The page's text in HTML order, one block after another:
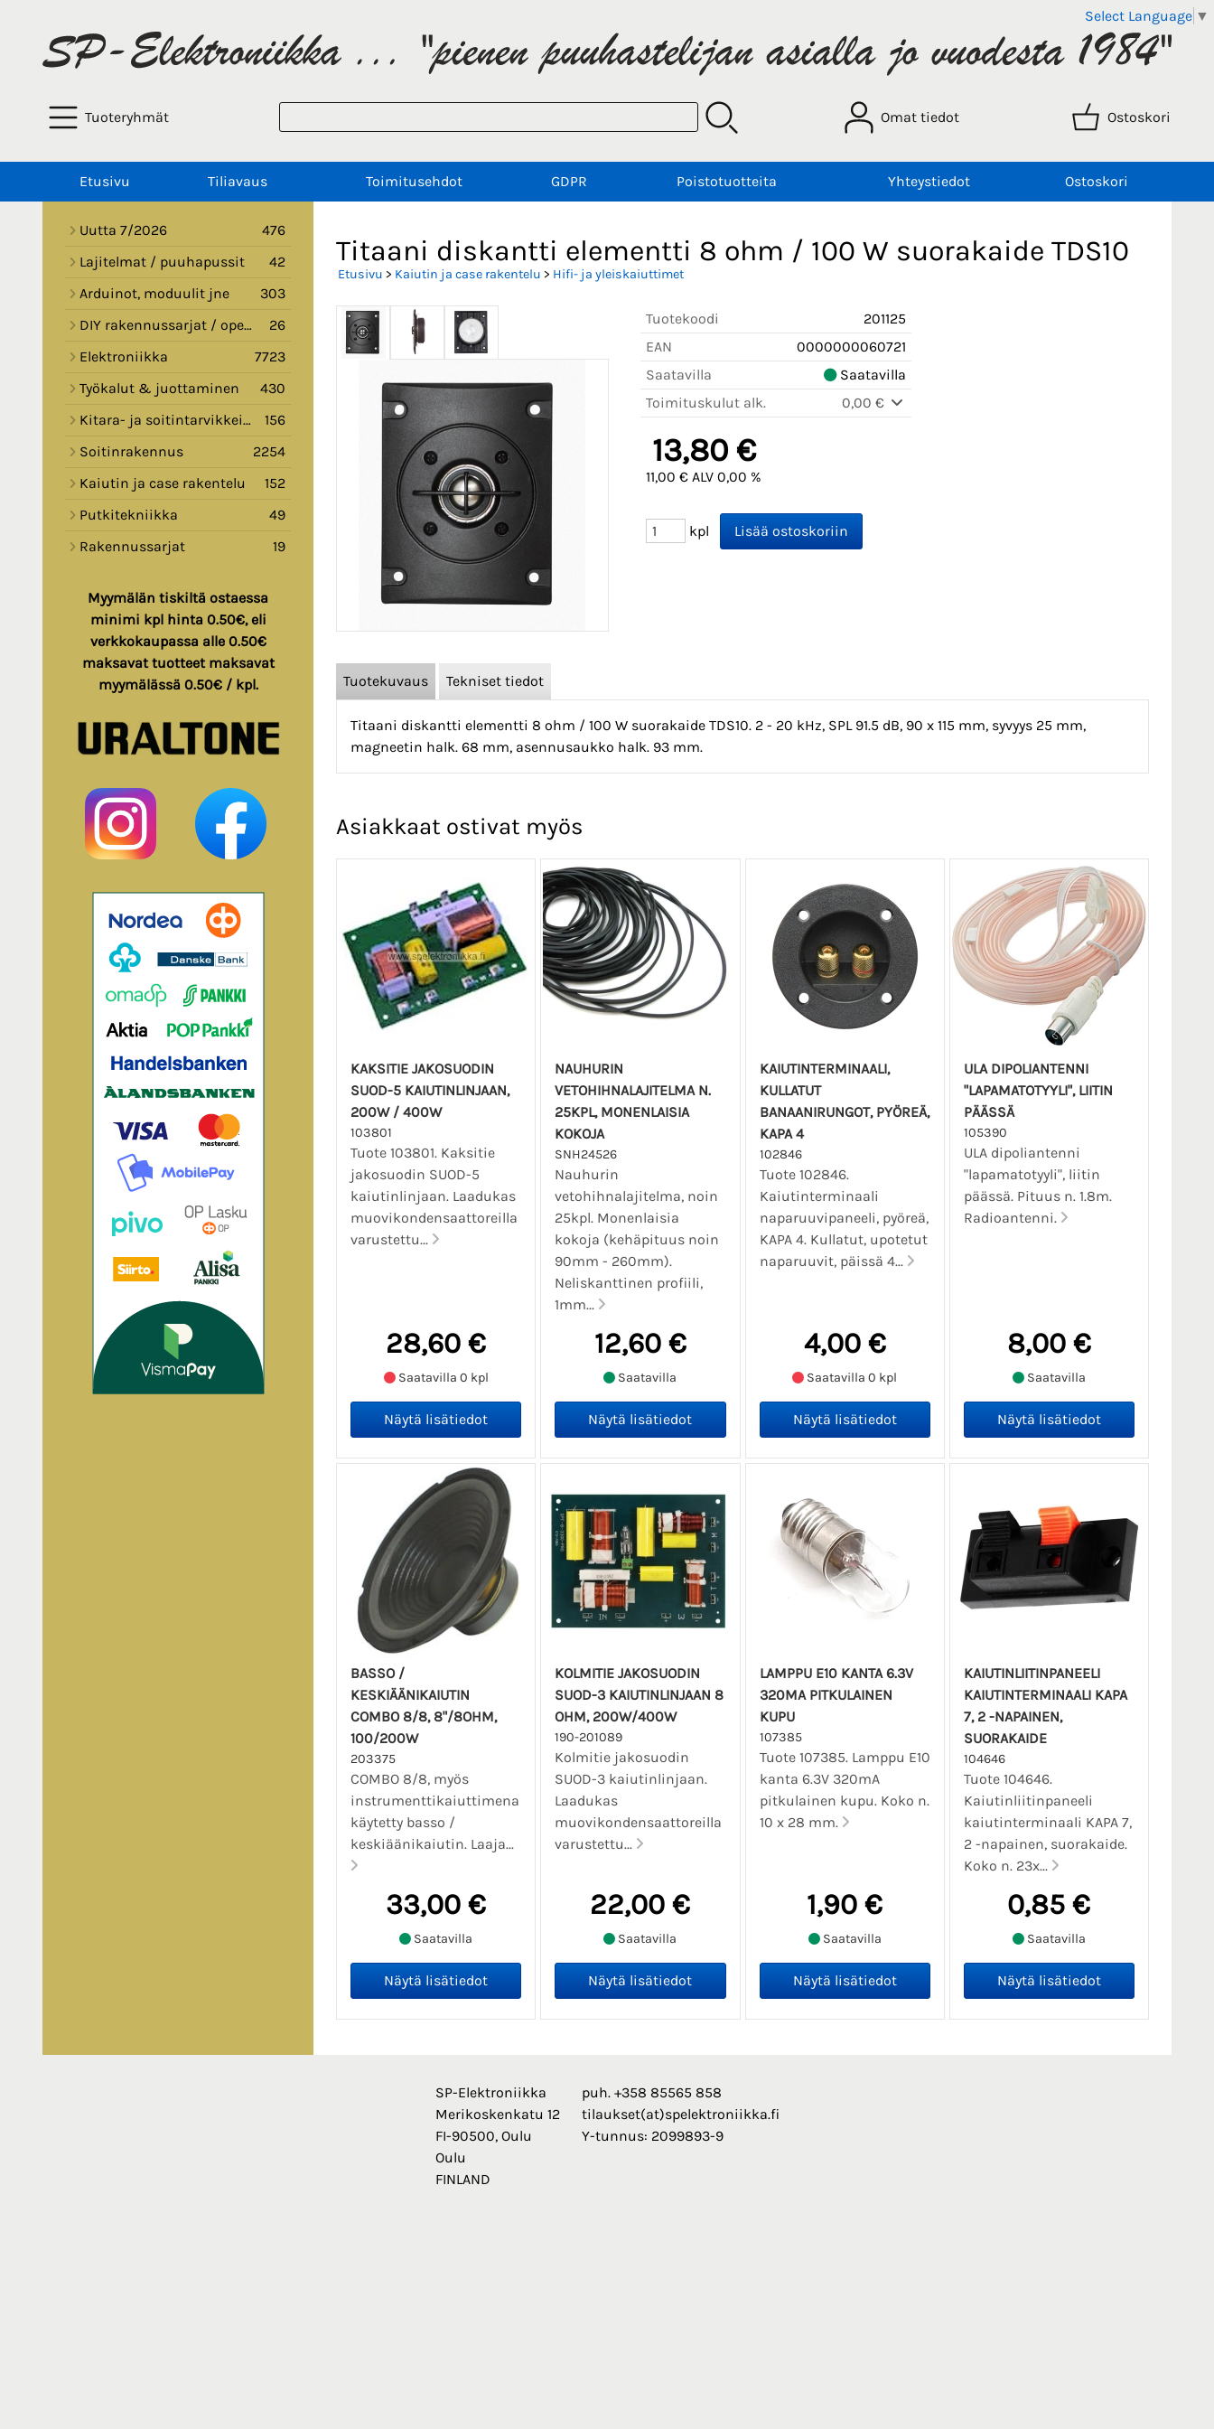
Select Language ▼
Tuoteryhmät Omat tiedot Ostoskori
Etusivu Tiliavaus Toimitusehdot GDPR Poistotuotteita Yhteystiedot Ostoskori
Uutta 7/2026
476
Lajitelmat / puuhapussit
42
Arduinot, moduulit jne
303
DIY rakennussarjat / opetussarjat
26
Elektroniikka
7723
Työkalut & juottaminen
430
Kitara- ja soitintarvikkeita
156
Soitinrakennus
2254
Kaiutin ja case rakentelu
152
Putkitekniikka
49
Rakennussarjat
19
Myymälän tiskiltä ostaessa
minimi kpl hinta 0.50€, eli
verkkokaupassa alle 0.50€
maksavat tuotteet maksavat
myymälässä 0.50€ / kpl.
Titaani diskantti elementti 8 ohm / 100 W suorakaide TDS10
Etusivu > Kaiutin ja case rakentelu > Hifi- ja yleiskaiuttimet
Tuotekoodi
201125
EAN
0000000060721
Saatavilla
Saatavilla
Toimituskulut alk.
0,00 €
13,80 €
11,00 € ALV 0,00 %
kpl
Tuotekuvaus Tekniset tiedot
Titaani diskantti elementti 8 ohm / 100 W suorakaide TDS10. 2 - 20 kHz, SPL 91.5 dB, 90 x 115 mm, syvyys 25 mm,
magneetin halk. 68 mm, asennusaukko halk. 93 mm.
Asiakkaat ostivat myös
KAKSITIE JAKOSUODIN
SUOD-5 KAIUTINLINJAAN,
200W / 400W
103801
Tuote 103801. Kaksitie
jakosuodin SUOD-5
kaiutinlinjaan. Laadukas
muovikondensaattoreilla
varustettu...
28,60 €
Saatavilla 0 kpl
NAUHURIN
VETOHIHNALAJITELMA N.
25KPL, MONENLAISIA
KOKOJA
SNH24526
Nauhurin
vetohihnalajitelma, noin
25kpl. Monenlaisia
kokoja (kehäpituus noin
90mm - 260mm).
Neliskanttinen profiili,
1mm...
12,60 €
Saatavilla
KAIUTINTERMINAALI,
KULLATUT
BANAANIRUNGOT, PYÖREÄ,
KAPA 4
102846
Tuote 102846.
Kaiutinterminaali
naparuuvipaneeli, pyöreä,
KAPA 4. Kullatut, upotetut
naparuuvit, päissä 4...
4,00 €
Saatavilla 0 kpl
ULA DIPOLIANTENNI
"LAPAMATOTYYLI", LIITIN
PÄÄSSÄ
105390
ULA dipoliantenni
"lapamatotyyli", liitin
päässä. Pituus n. 1.8m.
Radioantenni.
8,00 €
Saatavilla
BASSO /
KESKIÄÄNIKAIUTIN
COMBO 8/8, 8"/8OHM,
100/200W
203375
COMBO 8/8, myös
instrumenttikaiuttimena
käytetty basso /
keskiäänikaiutin. Laaja...
33,00 €
Saatavilla
KOLMITIE JAKOSUODIN
SUOD-3 KAIUTINLINJAAN 8
OHM, 200W/400W
190-201089
Kolmitie jakosuodin
SUOD-3 kaiutinlinjaan.
Laadukas
muovikondensaattoreilla
varustettu...
22,00 €
Saatavilla
LAMPPU E10 KANTA 6.3V
320MA PITKULAINEN
KUPU
107385
Tuote 107385. Lamppu E10
kanta 6.3V 320mA
pitkulainen kupu. Koko n.
10 x 28 mm.
1,90 €
Saatavilla
KAIUTINLIITINPANEELI
KAIUTINTERMINAALI KAPA
7, 2 -NAPAINEN,
SUORAKAIDE
104646
Tuote 104646.
Kaiutinliitinpaneeli
kaiutinterminaali KAPA 7,
2 -napainen, suorakaide.
Koko n. 23x...
0,85 €
Saatavilla
SP-Elektroniikka
Merikoskenkatu 12
FI-90500, Oulu
Oulu
FINLAND
puh. +358 85565 858
tilaukset(at)spelektroniikka.fi
Y-tunnus: 2099893-9